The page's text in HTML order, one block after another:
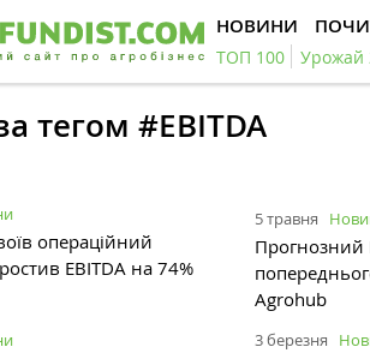
НОВИНИ
ТОП 100 Урожай
тегом #EBITDA
операційний
EBITDA на 74%
5 травня
Прогнозний
Agrohub
3 березня